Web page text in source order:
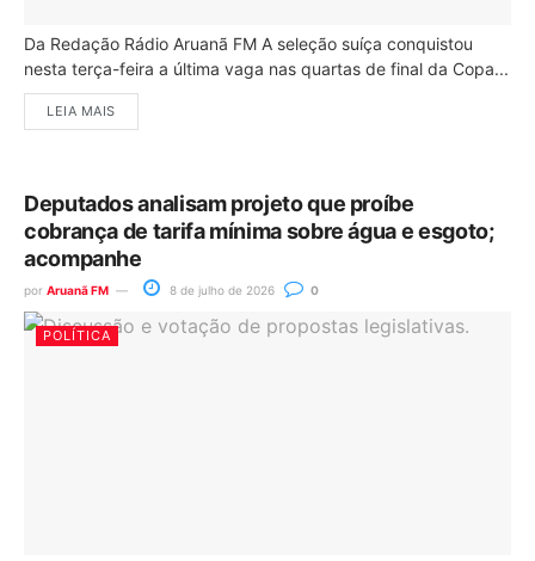
Da Redação Rádio Aruanã FM A seleção suíça conquistou
nesta terça-feira a última vaga nas quartas de final da Copa...
LEIA MAIS
Deputados analisam projeto que proíbe
cobrança de tarifa mínima sobre água e esgoto;
acompanhe
por Aruanã FM 8 de julho de 2026 0
POLÍTICA